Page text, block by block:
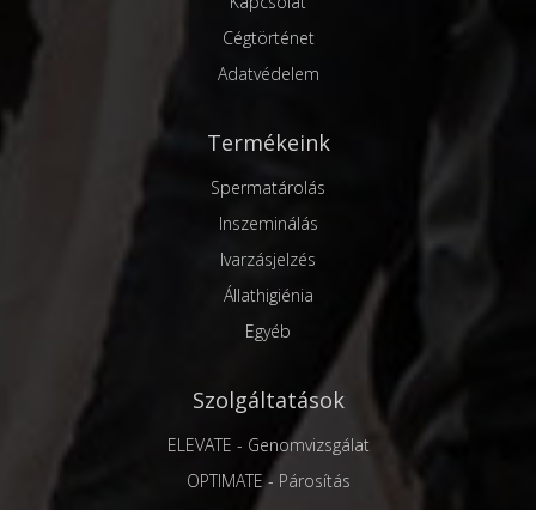
Cégtörténet
Adatvédelem
Termékeink
Spermatárolás
Inszeminálás
Ivarzásjelzés
Állathigiénia
Egyéb
Szolgáltatások
ELEVATE - Genomvizsgálat
OPTIMATE - Párosítás